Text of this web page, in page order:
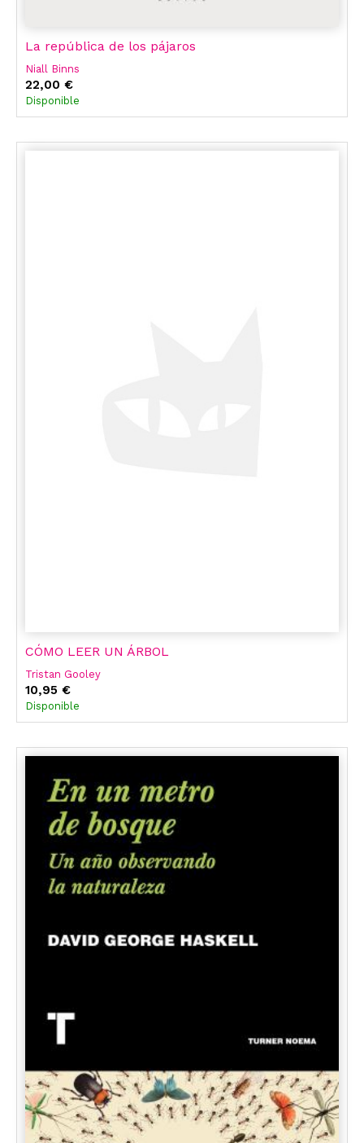
La república de los pájaros
Niall Binns
22,00 €
Disponible
CÓMO LEER UN ÁRBOL
Tristan Gooley
10,95 €
Disponible